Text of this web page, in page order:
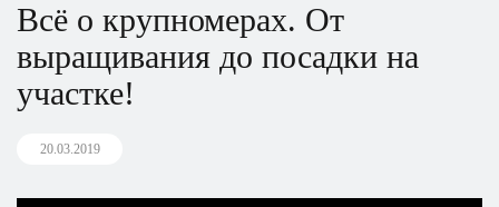
Всё о крупномерах. От
выращивания до посадки на
участке!
20.03.2019